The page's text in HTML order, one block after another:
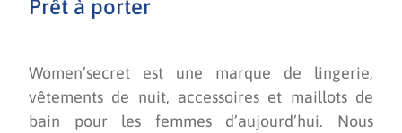
Prêt à porter
Women’secret est une marque de lingerie,
vêtements de nuit, accessoires et maillots de
bain pour les femmes d’aujourd’hui. Nous